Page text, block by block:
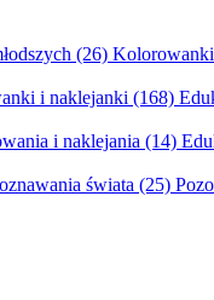
(26)
i naklejanki (168)
i naklejania (14)
świata (25)